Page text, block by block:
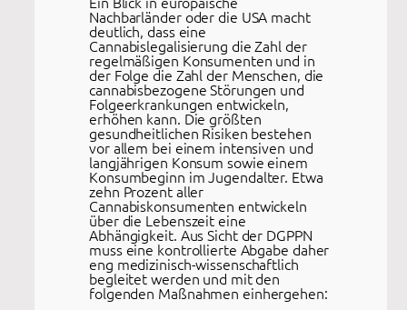
Nachbarländer oder die USA macht
deutlich, dass eine
Cannabislegalisierung die Zahl der
regelmäßigen Konsumenten und in
der Folge die Zahl der Menschen, die
cannabisbezogene Störungen und
Folgeerkrankungen entwickeln,
erhöhen kann. Die größten
gesundheitlichen Risiken bestehen
vor allem bei einem intensiven und
langjährigen Konsum sowie einem
Konsumbeginn im Jugendalter. Etwa
zehn Prozent aller
Cannabiskonsumenten entwickeln
über die Lebenszeit eine
Abhängigkeit. Aus Sicht der DGPPN
muss eine kontrollierte Abgabe daher
eng medizinisch-wissenschaftlich
begleitet werden und mit den
folgenden Maßnahmen einhergehen: